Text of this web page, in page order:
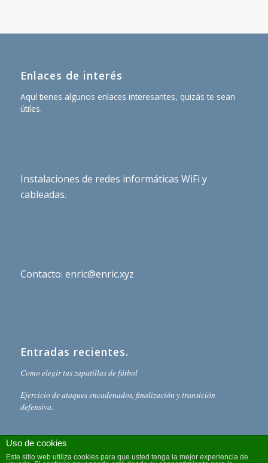
Enlaces de interés
Aquí tienes algunos enlaces interesantes, quizás te sean
útiles.
Instalaciones de redes informáticas WiFi y
cableadas.
Contacto: enric@enric.xyz
Entradas recientes.
Como elegir tus zapatillas de fútbol
Ejercicio de ataques encadenados, finalización y transición
defensiva.
Uso de cookies
Este sitio web utiliza cookies para que usted tenga la mejor experiencia de